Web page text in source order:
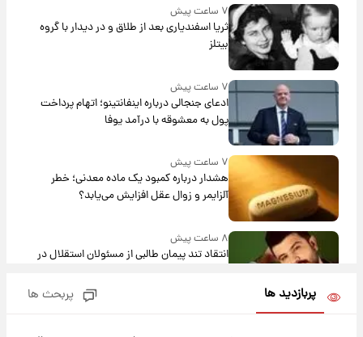
۷ ساعت پیش
ثریا اسفندیاری بعد از طلاق و در دیدار با گروه
بیتلز
۷ ساعت پیش
ادعای جنجالی درباره اینفانتینو؛ اتهام پرداخت
پول به معشوقه با درآمد یوفا
۷ ساعت پیش
هشدار درباره کمبود یک ماده معدنی؛ خطر
آلزایمر و زوال عقل افزایش می‌یابد؟
۸ ساعت پیش
انتقاد تند پیمان طالبی از مسئولان استقلال در
پربازدید ها پربحث ها